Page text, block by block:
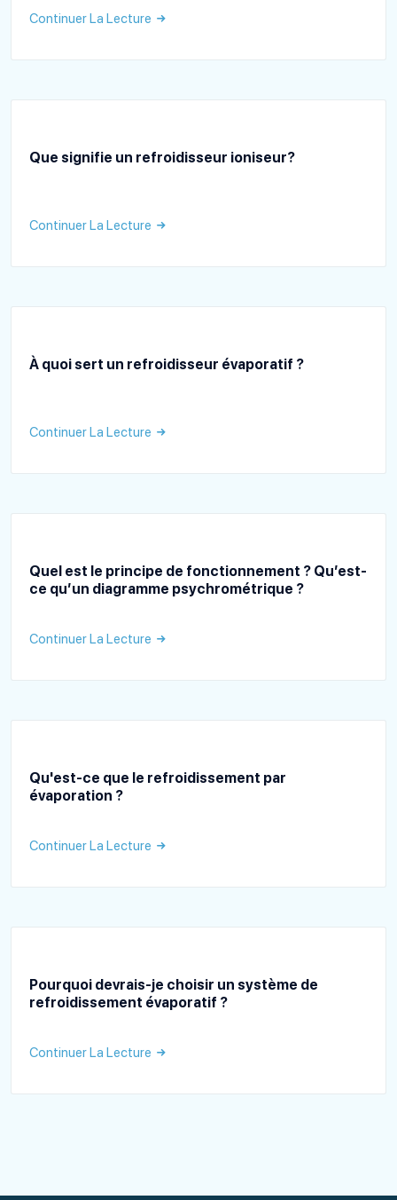
Continuer La Lecture
Que signifie un refroidisseur ioniseur?
Continuer La Lecture
À quoi sert un refroidisseur évaporatif ?
Continuer La Lecture
Quel est le principe de fonctionnement ? Qu’est-
ce qu’un diagramme psychrométrique ?
Continuer La Lecture
Qu'est-ce que le refroidissement par
évaporation ?
Continuer La Lecture
Pourquoi devrais-je choisir un système de
refroidissement évaporatif ?
Continuer La Lecture